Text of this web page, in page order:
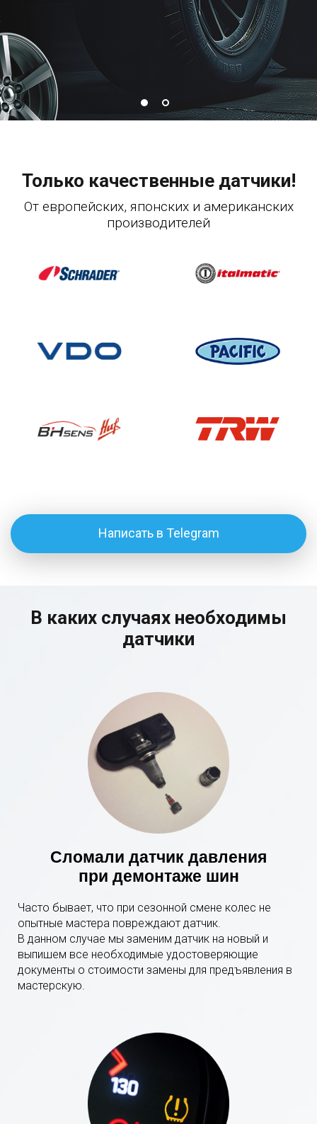
Только качественные датчики!
От европейских, японских и американских
производителей
Написать в Telegram
В каких случаях необходимы
датчики
Сломали датчик давления
при демонтаже шин
Часто бывает, что при сезонной смене колес не
опытные мастера повреждают датчик.
В данном случае мы заменим датчик на новый и
выпишем все необходимые удостоверяющие
документы о стоимости замены для предъявления в
мастерскую.